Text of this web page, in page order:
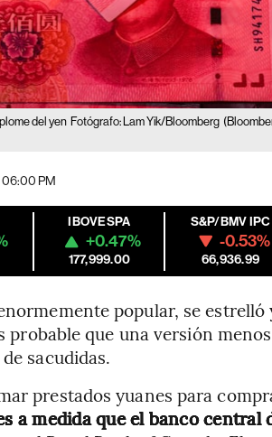
del yen Fotógrafo: Lam Yik/Bloomberg
06:00 PM
IBOVESPA
+0.47%
177,999.00
S&P/BMV IPC
-0.53%
66,936.99
popular, se estrelló
probable que una versión
sacudidas.
prestados yuanes para
a medida que el banco central